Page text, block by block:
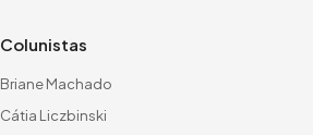
Colunistas
Briane Machado
Cátia Liczbinski